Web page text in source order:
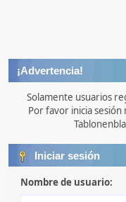
¡Advertencia!
Solamente usuarios
Por favor inicia sesión
Iniciar sesión
Nombre de usuario: